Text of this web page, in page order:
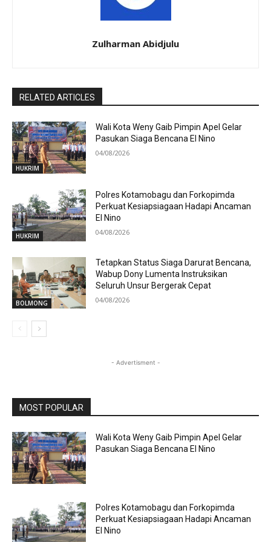
Zulharman Abidjulu
RELATED ARTICLES
HUKRIM
Wali Kota Weny Gaib Pimpin Apel Gelar
Pasukan Siaga Bencana El Nino
04/08/2026
HUKRIM
Polres Kotamobagu dan Forkopimda
Perkuat Kesiapsiagaan Hadapi Ancaman
El Nino
04/08/2026
BOLMONG
Tetapkan Status Siaga Darurat Bencana,
Wabup Dony Lumenta Instruksikan
Seluruh Unsur Bergerak Cepat
04/08/2026
- Advertisment -
MOST POPULAR
Wali Kota Weny Gaib Pimpin Apel Gelar
Pasukan Siaga Bencana El Nino
Polres Kotamobagu dan Forkopimda
Perkuat Kesiapsiagaan Hadapi Ancaman
El Nino